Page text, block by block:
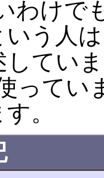
わけで
いう人
てい
ってい
。